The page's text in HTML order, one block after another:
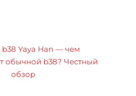
Yaya Han — чем
обычной b38? Честный
обзор